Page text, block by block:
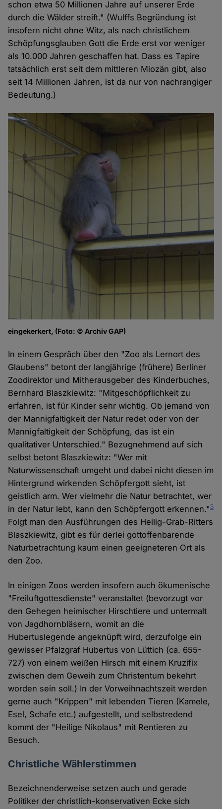
schon etwa 50 Millionen Jahre auf unserer Erde
durch die Wälder streift." (Wulffs Begründung ist
insofern nicht ohne Witz, als nach christlichem
Schöpfungsglauben Gott die Erde erst vor weniger
als 10.000 Jahren geschaffen hat. Dass es Tapire
tatsächlich erst seit dem mittleren Miozän gibt, also
seit 14 Millionen Jahren, ist da nur von nachrangiger
Bedeutung.)
eingekerkert, (Foto: © Archiv GAP)
In einem Gespräch über den "Zoo als Lernort des
Glaubens" betont der langjährige (frühere) Berliner
Zoodirektor und Mitherausgeber des Kinderbuches,
Bernhard Blaszkiewitz: "Mitgeschöpflichkeit zu
erfahren, ist für Kinder sehr wichtig. Ob jemand von
der Mannigfaltigkeit der Natur redet oder von der
Mannigfaltigkeit der Schöpfung, das ist ein
qualitativer Unterschied." Bezugnehmend auf sich
selbst betont Blaszkiewitz: "Wer mit
Naturwissenschaft umgeht und dabei nicht diesen im
Hintergrund wirkenden Schöpfergott sieht, ist
geistlich arm. Wer vielmehr die Natur betrachtet, wer
in der Natur lebt, kann den Schöpfergott erkennen."5
Folgt man den Ausführungen des Heilig-Grab-Ritters
Blaszkiewitz, gibt es für derlei gottoffenbarende
Naturbetrachtung kaum einen geeigneteren Ort als
den Zoo.
In einigen Zoos werden insofern auch ökumenische
"Freiluftgottesdienste" veranstaltet (bevorzugt vor
den Gehegen heimischer Hirschtiere und untermalt
von Jagdhornbläsern, womit an die
Hubertuslegende angeknüpft wird, derzufolge ein
gewisser Pfalzgraf Hubertus von Lüttich (ca. 655-
727) von einem weißen Hirsch mit einem Kruzifix
zwischen dem Geweih zum Christentum bekehrt
worden sein soll.) In der Vorweihnachtszeit werden
gerne auch "Krippen" mit lebenden Tieren (Kamele,
Esel, Schafe etc.) aufgestellt, und selbstredend
kommt der "Heilige Nikolaus" mit Rentieren zu
Besuch.
Christliche Wählerstimmen
Bezeichnenderweise setzen auch und gerade
Politiker der christlich-konservativen Ecke sich